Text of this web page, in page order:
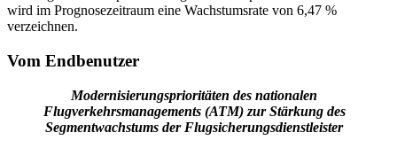
wird im Prognosezeitraum eine Wachstumsrate von 6,47 %
verzeichnen.
Vom Endbenutzer
Modernisierungsprioritäten des nationalen
Flugverkehrsmanagements (ATM) zur Stärkung des
Segmentwachstums der Flugsicherungsdienstleister